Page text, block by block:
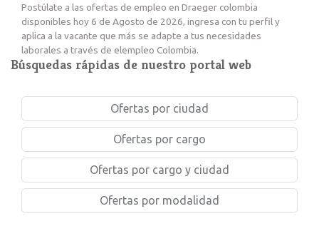
Postúlate a las ofertas de empleo en Draeger colombia
disponibles hoy 6 de Agosto de 2026, ingresa con tu perfil y
aplica a la vacante que más se adapte a tus necesidades
laborales a través de elempleo Colombia.
Búsquedas rápidas de nuestro portal web
Ofertas por ciudad
Ofertas por cargo
Ofertas por cargo y ciudad
Ofertas por modalidad